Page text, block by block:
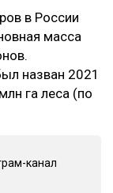
в России
масса
назван 2021
га леса (по
канал